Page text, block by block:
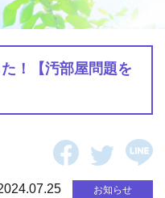
！【汚部屋問題を
お知らせ